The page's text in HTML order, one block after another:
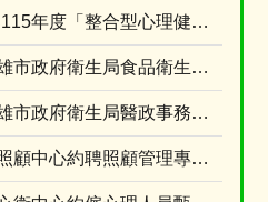
衛生福利部115年度「整合型心理健康工作計畫」臨時人員 甄選資格符合名單及甄選時間
115年度高雄市政府衛生局食品衛生科「約用人員」徵才公告
115年度高雄市政府衛生局醫政事務科「約用人員」徵才公告
115年長期照顧中心約聘照顧管理專員甄選24名